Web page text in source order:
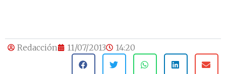
Redacción 11/07/2013 14:20